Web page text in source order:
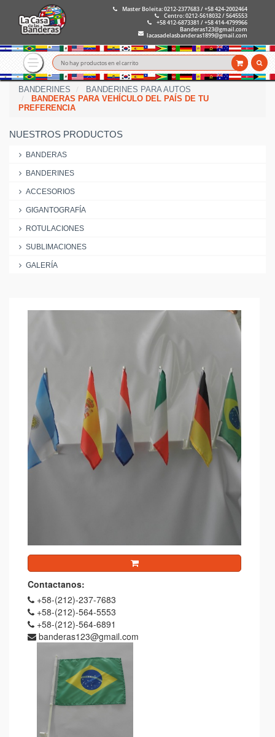
Master Boleita: 0212-2377683 / +58 424-2002464
Centro: 0212-5618032 / 5645553
+58 412-6873381 / +58 414-4799966
Banderas123@gmail.com
lacasadelasbanderas1899@gmail.com
No hay productos en el carrito
BANDERINES
BANDERINES PARA AUTOS
BANDERAS PARA VEHÍCULO DEL PAÍS DE TU
PREFERENCIA
NUESTROS PRODUCTOS
BANDERAS
BANDERINES
ACCESORIOS
GIGANTOGRAFÍA
ROTULACIONES
SUBLIMACIONES
GALERÍA
Contactanos:
+58-(212)-237-7683
+58-(212)-564-5553
+58-(212)-564-6891
banderas123@gmail.com